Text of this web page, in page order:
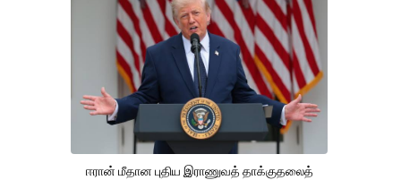
ஈரான் மீதான புதிய இராணுவத் தாக்குதலைத்